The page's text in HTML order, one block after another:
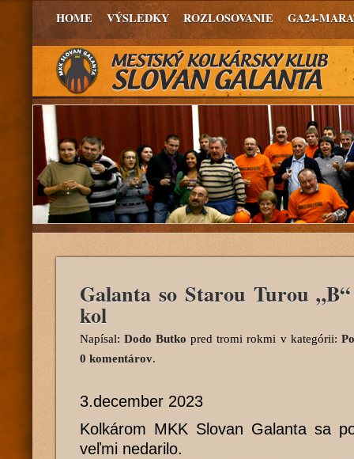
HOME VÝSLEDKY ROZLOSOVANIE GA24-
Galanta so Starou Turou
kol
Napísal:Dodo Butko pred tromi rokmi v kategórii:
0 komentárov.
3.december 2023
Kolkárom MKK Slovan Galanta sa
veľmi nedarilo.